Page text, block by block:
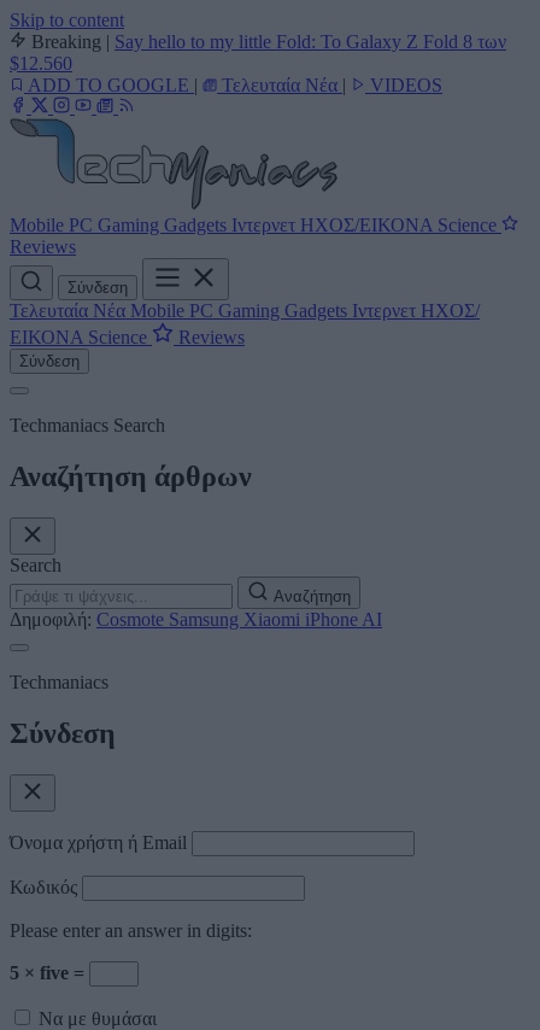
Skip to content
Breaking | Say hello to my little Fold: Το Galaxy Z Fold 8 των
$12.560
ADD TO GOOGLE | Τελευταία Νέα | VIDEOS
Mobile PC Gaming Gadgets Ιντερνετ ΗΧΟΣ/ΕΙΚΟΝΑ Science
Reviews
Σύνδεση
Τελευταία Νέα Mobile PC Gaming Gadgets Ιντερνετ ΗΧΟΣ/
ΕΙΚΟΝΑ Science Reviews
Σύνδεση
Techmaniacs Search
Αναζήτηση άρθρων
Search
Αναζήτηση
Δημοφιλή: Cosmote Samsung Xiaomi iPhone AI
Techmaniacs
Σύνδεση
Όνομα χρήστη ή Email
Κωδικός
Please enter an answer in digits:
5 × five =
Να με θυμάσαι